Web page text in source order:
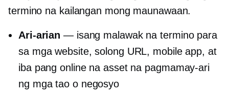
termino na kailangan mong maunawaan.
Ari-arian — isang malawak na termino para
sa mga website, solong URL, mobile app, at
iba pang online na asset na pagmamay-ari
ng mga tao o negosyo